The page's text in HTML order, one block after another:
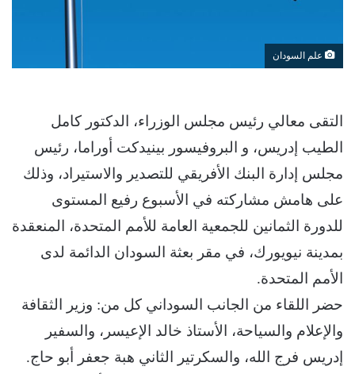
علم السودان
التقى معالي رئيس مجلس الوزراء، الدكتور كامل
الطيب إدريس، و البروفيسور بينيدكت أوراما، رئيس
مجلس إدارة البنك الأفريقي للتصدير والاستيراد، وذلك
على هامش مشاركته في الأسبوع رفيع المستوى
للدورة الثمانين للجمعية العامة للأمم المتحدة، المنعقدة
بمدينة نيويورك، في مقر بعثة السودان الدائمة لدى
الأمم المتحدة.
حضر اللقاء من الجانب السوداني كل من: وزير الثقافة
والإعلام والسياحة، الأستاذ خالد الإعيسر، والسفير
إدريس فرج الله، والسكرتير الثاني هبة جعفر أبو حاج.